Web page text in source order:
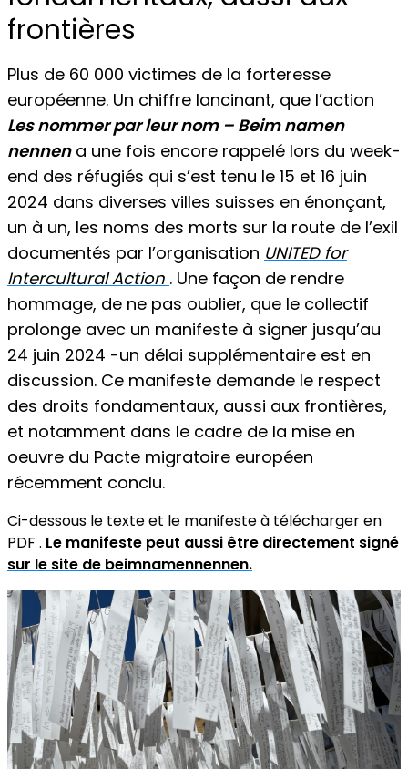
frontières
Plus de 60 000 victimes de la forteresse
européenne. Un chiffre lancinant, que l’action
Les nommer par leur nom – Beim namen
nennena une fois encore rappelé lors du week-
end des réfugiés qui s’est tenu le 15 et 16 juin
2024 dans diverses villes suisses en énonçant,
un à un, les noms des morts sur la route de l’exil
documentés par l’organisation UNITED for
Intercultural Action . Une façon de rendre
hommage, de ne pas oublier, que le collectif
prolonge avec un manifeste à signer jusqu’au
24 juin 2024 -un délai supplémentaire est en
discussion. Ce manifeste demande le respect
des droits fondamentaux, aussi aux frontières,
et notamment dans le cadre de la mise en
oeuvre du Pacte migratoire européen
récemment conclu.
Ci-dessous le texte et le manifeste à télécharger en
PDF . Le manifeste peut aussi être directement signé
sur le site de beimnamennennen.